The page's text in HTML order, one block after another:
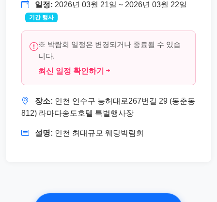
일정: 2026년 03월 21일 ~ 2026년 03월 22일
기간 행사
※ 박람회 일정은 변경되거나 종료될 수 있습
니다.
최신 일정 확인하기
장소: 인천 연수구 능허대로267번길 29 (동춘동
812) 라마다송도호텔 특별행사장
설명: 인천 최대규모 웨딩박람회